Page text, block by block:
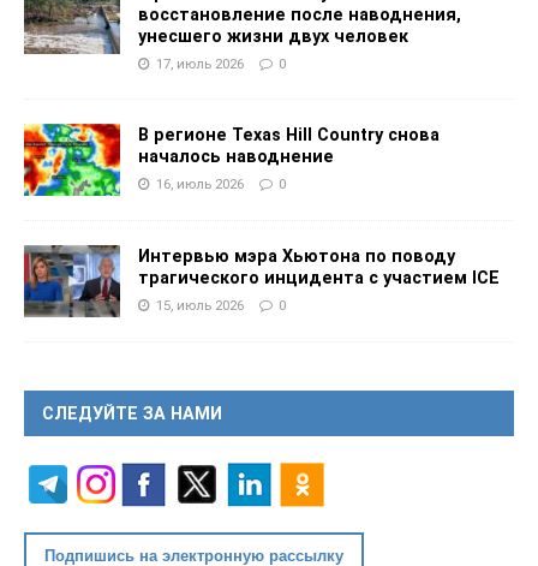
восстановление после наводнения,
унесшего жизни двух человек
17, июль 2026 0
В регионе Texas Hill Country снова
началось наводнение
16, июль 2026 0
Интервью мэра Хьютона по поводу
трагического инцидента с участием ICE
15, июль 2026 0
СЛЕДУЙТЕ ЗА НАМИ
Подпишись на электронную рассылку